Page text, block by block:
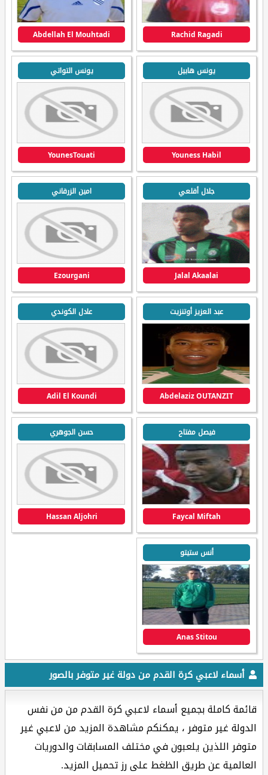
Rachid Ragadi
Abdellah El Mouhtadi
يونس هابيل
Youness Habil
يونس التواتي
YounesTouati
جلال أقلعي
Jalal Akaalai
امين الزرقاني
Ezourgani
عبد العزيز أوتنزيت
Abdelaziz OUTANZIT
عادل الكوندي
Adil El Koundi
فيصل مفتاح
Faycal Miftah
حسن الجوهري
Hassan Aljohri
أنس ستيتو
Anas Stitou
أسماء لاعبي كرة القدم من دولة غير متوفر بالصور
قائمة كاملة بجميع أسماء لاعبي كرة القدم من من نفس
الدولة غير متوفر ، يمكنكم مشاهدة المزيد من لاعبي غير
متوفر اللذين يلعبون في مختلف المسابقات والدوريات
العالمية عن طريق الظغط على رز تحميل المزيد.